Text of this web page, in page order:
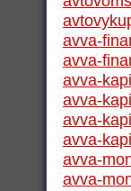
avva-
avva-
avva-
avva-
avva-
avva-
avva-
avva-